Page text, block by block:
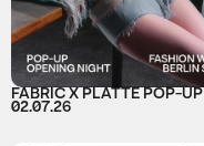
FABRIC X PLATTE POP-UP
02.07.26